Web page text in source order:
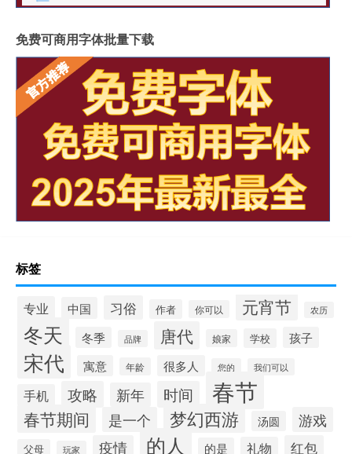
免费可商用字体批量下载
标签
专业 中国 习俗 作者 你可以 元宵节 农历
冬天 冬季 品牌 唐代 娘家 学校 孩子
宋代 寓意 年龄 很多人 您的 我们可以
手机 攻略 新年 时间 春节
春节期间 是一个 梦幻西游 汤圆 游戏
父母 玩家 疫情 的人 的是 礼物 红包